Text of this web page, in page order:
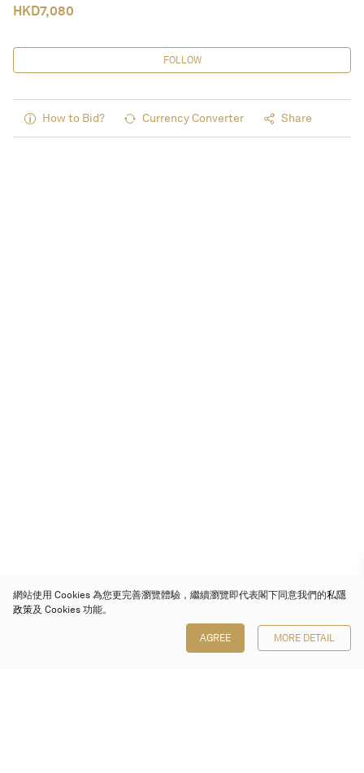
HKD7,080
FOLLOW
How to Bid? Currency Converter Share
網站使用 Cookies 為您更完善瀏覽體驗，繼續瀏覽即代表閣下同意我們的私隱
政策及 Cookies 功能。
AGREE MORE DETAIL